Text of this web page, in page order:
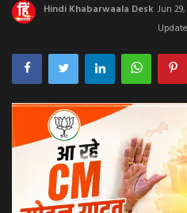
राजस्थान
व्यापार व्यवसाय
राजनीती
अपराध
मनोरंजन
Hindi Khabarwaala Desk Jun